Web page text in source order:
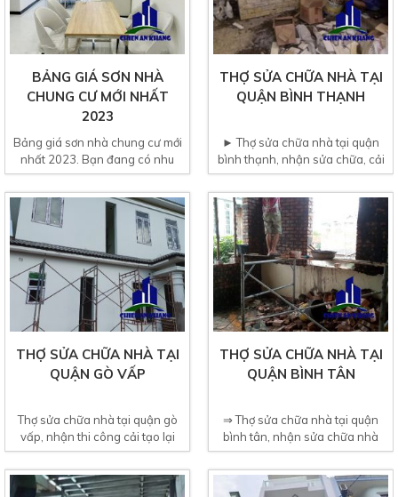
BẢNG GIÁ SƠN NHÀ
CHUNG CƯ MỚI NHẤT
2023
Bảng giá sơn nhà chung cư mới
nhất 2023. Bạn đang có nhu
cầu sơn lại căn hộ chung...
THỢ SỬA CHỮA NHÀ TẠI
QUẬN BÌNH THẠNH
► Thợ sửa chữa nhà tại quận
bình thạnh, nhận sửa chữa, cải
tạo lại nhà cũ...
THỢ SỬA CHỮA NHÀ TẠI
QUẬN GÒ VẤP
Thợ sửa chữa nhà tại quận gò
vấp, nhận thi công cải tạo lại
nhà cũ trọn gói...
THỢ SỬA CHỮA NHÀ TẠI
QUẬN BÌNH TÂN
⇒ Thợ sửa chữa nhà tại quận
bình tân, nhận sửa chữa nhà
cấp 4, nhà biệt thự,...